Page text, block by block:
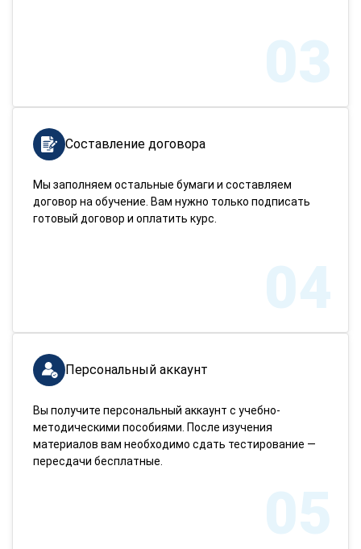
03
Составление договора
Мы заполняем остальные бумаги и составляем
договор на обучение. Вам нужно только подписать
готовый договор и оплатить курс.
04
Персональный аккаунт
Вы получите персональный аккаунт с учебно-
методическими пособиями. После изучения
материалов вам необходимо сдать тестирование —
пересдачи бесплатные.
05